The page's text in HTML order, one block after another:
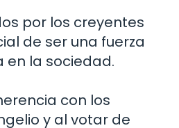
por los creyentes
de ser una fuerza
la sociedad.
con los
y al votar de